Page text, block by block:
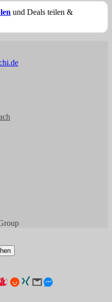
und Deals teilen &